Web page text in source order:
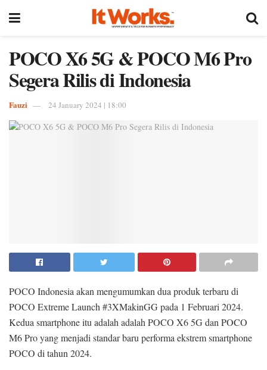
POCO X6 5G & POCO M6 Pro
Segera Rilis di Indonesia
Fauzi 24 January 2024 | 18:00
POCO Indonesia akan mengumumkan dua produk terbaru di
POCO Extreme Launch #3XMakinGG pada 1 Februari 2024.
Kedua smartphone itu adalah adalah POCO X6 5G dan POCO
M6 Pro yang menjadi standar baru performa ekstrem smartphone
POCO di tahun 2024.